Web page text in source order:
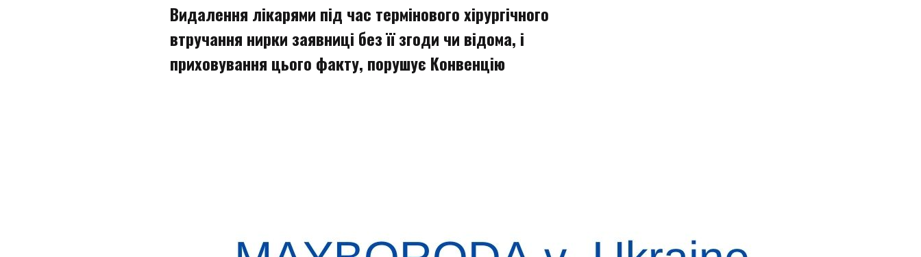
Видалення лікарями під час термінового хірургічного
втручання нирки заявниці без її згоди чи відома, і
приховування цього факту, порушує Конвенцію